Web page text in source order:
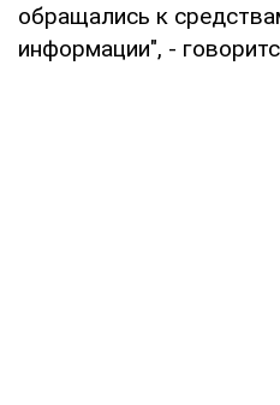
обращались к
информации", -